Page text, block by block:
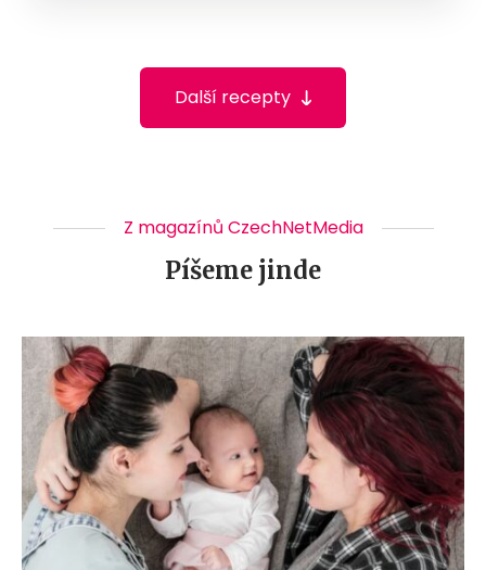
Další recepty
Z magazínů CzechNetMedia
Píšeme jinde